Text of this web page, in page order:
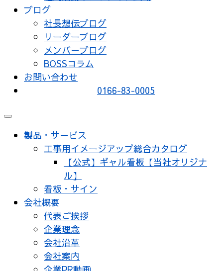
ブログ
社長想伝ブログ
リーダーブログ
メンバーブログ
BOSSコラム
お問い合わせ
0166-83-0005
メ
製品・サービス
工事用イメージアップ総合カタログ
【公式】ギャル看板【当社オリジナ
ル】
看板・サイン
会社概要
代表ご挨拶
企業理念
会社沿革
会社案内